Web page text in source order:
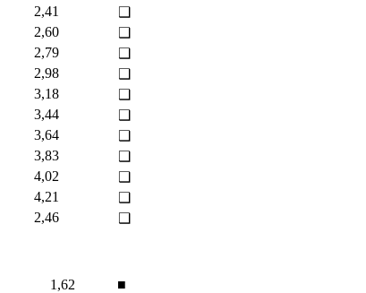
2,41
❑
2,60
❑
2,79
❑
2,98
❑
3,18
❑
3,44
❑
3,64
❑
3,83
❑
4,02
❑
4,21
❑
2,46 ❑
1,62
■